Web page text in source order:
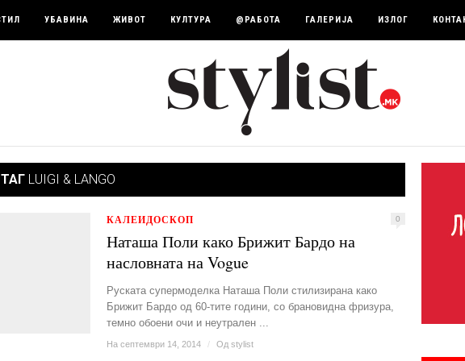
УБАВИНА ЖИВОТ КУЛТУРА @РАБОТА ГАЛЕРИЈА ИЗЛОГ
LUIGI & LANGO
КАЛЕИДОСКОП 0
Наташа Поли како Брижит Бардо на
насловната на Vogue
Руската супермоделка Наташа Поли стилизирана како
Брижит Бардо од 60-тите години, со брановидна фризура,
темно обоени очи и неутрален ...
На септември 14, 2014 / Од stylist